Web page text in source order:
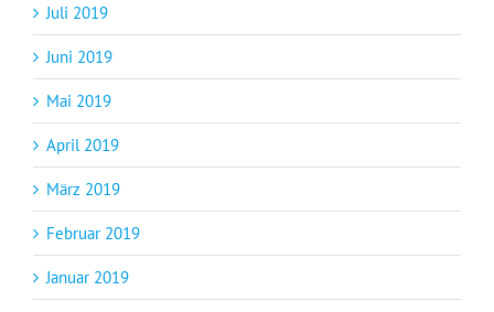
Juli 2019
Juni 2019
Mai 2019
April 2019
März 2019
Februar 2019
Januar 2019